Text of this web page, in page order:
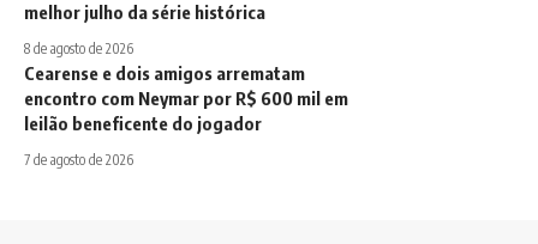
melhor julho da série histórica
8 de agosto de 2026
Cearense e dois amigos arrematam
encontro com Neymar por R$ 600 mil em
leilão beneficente do jogador
7 de agosto de 2026